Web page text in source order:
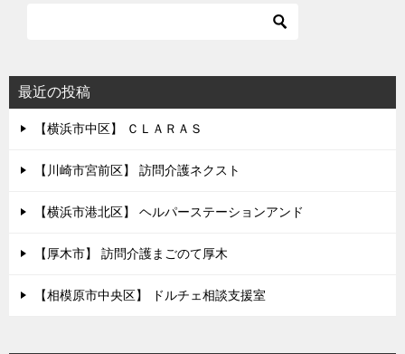
シ
ョ
最近の投稿
【横浜市中区】 ＣＬＡＲＡＳ
【川崎市宮前区】 訪問介護ネクスト
【横浜市港北区】 ヘルパーステーションアンド
【厚木市】 訪問介護まごのて厚木
【相模原市中央区】 ドルチェ相談支援室